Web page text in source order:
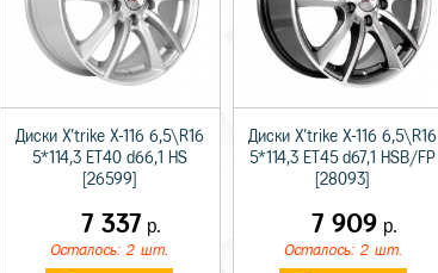
Диски X'trike X-116 6,5\R16
5*114,3 ET40 d66,1 HS
[26599]
7 337 р.
Осталось: 2 шт.
Диски X'trike X-116 6,5\R16
5*114,3 ET45 d67,1 HSB/FP
[28093]
7 909 р.
Осталось: 2 шт.